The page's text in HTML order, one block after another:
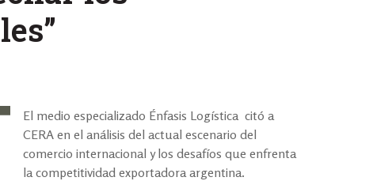
El medio especializado Énfasis Logística citó a
CERA en el análisis del actual escenario del
comercio internacional y los desafíos que enfrenta
la competitividad exportadora argentina.